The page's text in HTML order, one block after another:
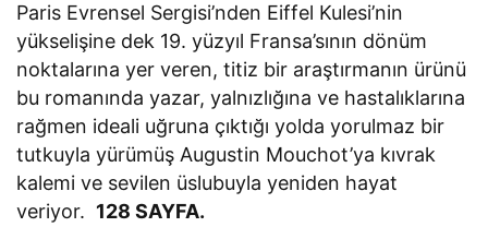
Paris Evrensel Sergisi’nden Eiffel Kulesi’nin
yükselişine dek 19. yüzyıl Fransa’sının dönüm
noktalarına yer veren, titiz bir araştırmanın ürünü
bu romanında yazar, yalnızlığına ve hastalıklarına
rağmen ideali uğruna çıktığı yolda yorulmaz bir
tutkuyla yürümüş Augustin Mouchot’ya kıvrak
kalemi ve sevilen üslubuyla yeniden hayat
veriyor. 128 SAYFA.